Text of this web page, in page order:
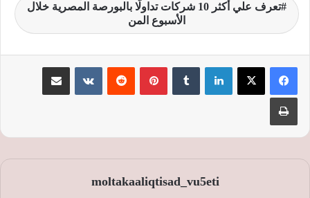
تعرف علي أكثر 10 شركات تداولًا بالبورصة المصرية خلال
الأسبوع المن
لينكدإن بينتيريست
moltakaaliqtisad_vu5eti